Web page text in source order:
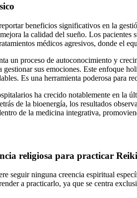
beneficios significativos en la
la calidad del sueño. Los pacientes
médicos agresivos, donde el
un proceso de autoconocimiento y
sus emociones. Este enfoque
Es una herramienta poderosa para
ha crecido notablemente en la
de la bioenergía, los resultados
de la medicina integrativa,
religiosa para practicar
seguir ninguna creencia espiritual
a practicarlo, ya que se centra